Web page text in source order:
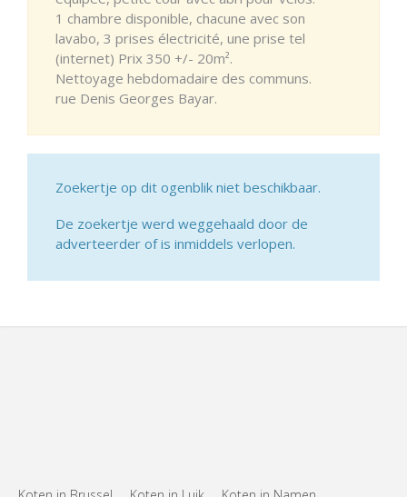
1 chambre disponible, chacune avec son
lavabo, 3 prises électricité, une prise tel
(internet) Prix 350 +/- 20m².
Nettoyage hebdomadaire des communs.
rue Denis Georges Bayar.
Zoekertje op dit ogenblik niet beschikbaar.
De zoekertje werd weggehaald door de
adverteerder of is inmiddels verlopen.